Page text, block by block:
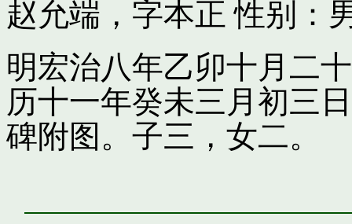
赵允端，字本正 性别：
明宏治八年乙卯十月二
历十一年癸未三月初三
碑附图。子三，女二。